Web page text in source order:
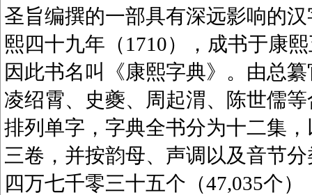
圣旨编撰的一部具有深远影响的
熙四十九年（1710），成书于康
因此书名叫《康熙字典》。由总
凌绍霄、史夔、周起渭、陈世儒
排列单字，字典全书分为十二集
三卷，并按韵母、声调以及音节
四万七千零三十五个（47,035个